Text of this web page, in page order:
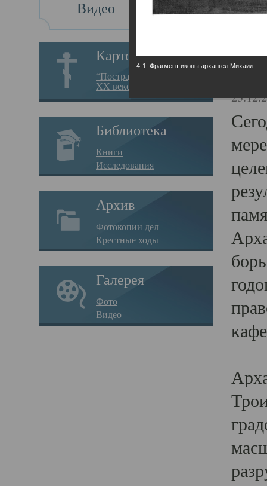
Видео
Картотека
“Пострадавшие за веру в
XX веке на Севере”
Библиотека
Книги
Исследования
Архив
Фотокопии дел
Крестные ходы
Галерея
Фото
Видео
4-1. Фрагмент иконы архангел Михаил